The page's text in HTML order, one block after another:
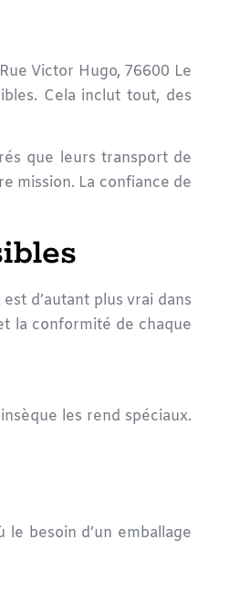
Victor Hugo, 76600 Le
Cela inclut tout, des
que leurs transport de
mission. La confiance de
d’autant plus vrai dans
la conformité de chaque
les rend spéciaux.
besoin d’un emballage